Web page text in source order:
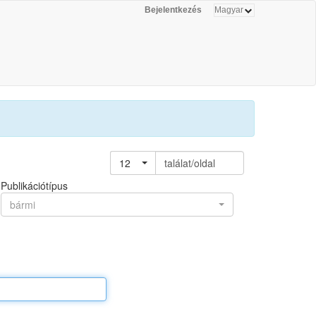
Bejelentkezés
12
találat/oldal
Publikációtípus
bármi